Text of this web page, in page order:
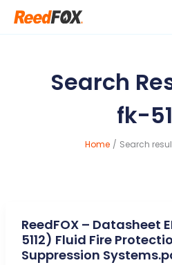
Search
fk-
Home Search
ReedFOX – Datasheet
5112) Fluid Fire
Suppression